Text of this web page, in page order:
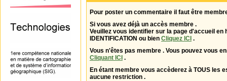
Pour poster un commentaire il faut être
Si vous avez déjà un accès membre .
Veuillez vous identifier sur la page d'accueil en
IDENTIFICATION ou bien Cliquez ICI .
Vous n'êtes pas membre . Vous pouvez vous
Cliquant ICI .
En étant membre vous accèderez à TOUS les
aucune restriction .